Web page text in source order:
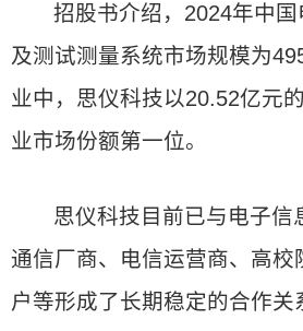
招股书介绍，2024年中
及测试测量系统市场规模为
业中，思仪科技以20.52亿元
业市场份额第一位。
思仪科技目前已与电子信
通信厂商、电信运营商、高校
户等形成了长期稳定的合作关